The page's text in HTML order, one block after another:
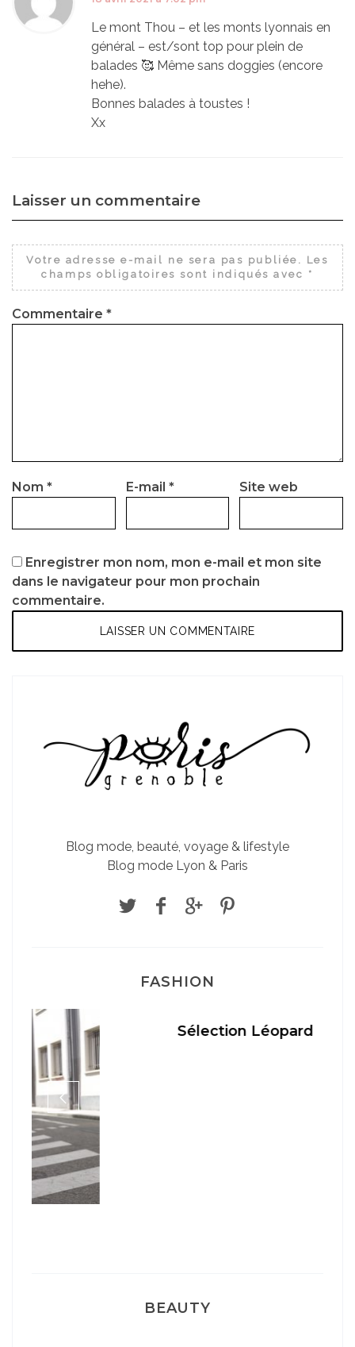
Le mont Thou – et les monts lyonnais en
général – est/sont top pour plein de
balades 🥰 Même sans doggies (encore
hehe).
Bonnes balades à toustes !
Xx
Laisser un commentaire
Votre adresse e-mail ne sera pas publiée.
Les
champs obligatoires sont indiqués avec *
Commentaire *
Nom * E-mail * Site web
Enregistrer mon nom, mon e-mail et mon site
dans le navigateur pour mon prochain
commentaire.
Blog mode, beauté, voyage & lifestyle
Blog mode Lyon & Paris
FASHION
Sélection Léopard
BEAUTY